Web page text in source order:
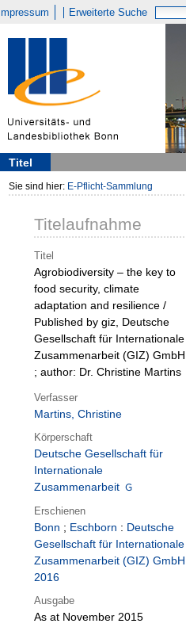
Impressum Erweiterte Suche
Titel
Sie sind hier: E-Pflicht-Sammlung
Titelaufnahme
Titel
Agrobiodiversity – the key to
food security, climate
adaptation and resilience /
Published by giz, Deutsche
Gesellschaft für Internationale
Zusammenarbeit (GIZ) GmbH
; author: Dr. Christine Martins
Verfasser
Martins, Christine
Körperschaft
Deutsche Gesellschaft für
Internationale
Zusammenarbeit
Erschienen
Bonn ; Eschborn : Deutsche
Gesellschaft für Internationale
Zusammenarbeit (GIZ) GmbH
2016
Ausgabe
As at November 2015